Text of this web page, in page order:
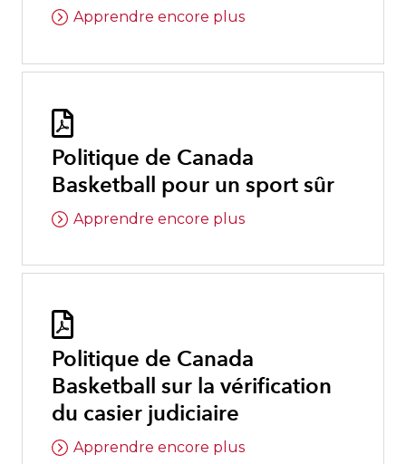
Apprendre encore plus

Politique de Canada
Basketball pour un sport sûr
Apprendre encore plus

Politique de Canada
Basketball sur la vérification
du casier judiciaire
Apprendre encore plus